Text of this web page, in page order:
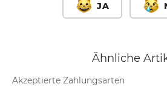
JA
Ähnliche
Akzeptierte Zahlungsarten